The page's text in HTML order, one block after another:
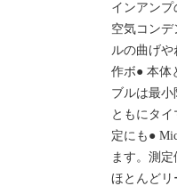
インアン
空気コン
ルの曲げ
作ボ● 本体
ブルは最小
ともにタ
定にも●
ます。測定
ほとんどリ